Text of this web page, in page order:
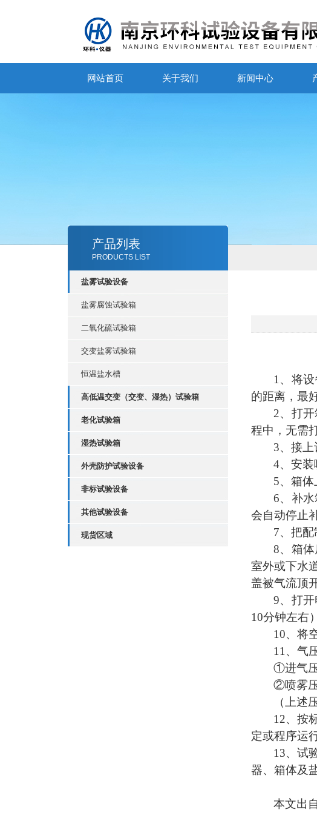
网站首页 关于我们 新闻中心
产品列表
PRODUCTS LIST
盐雾试验设备
盐雾腐蚀试验箱
二氧化硫试验箱
交变盐雾试验箱
恒温盐水槽
高低温交变（交变、湿热）试验箱
老化试验箱
湿热试验箱
外壳防护试验设备
非标试验设备
其他试验设备
现货区域
1、将
的距离，最
2、打
程中，无需
3、接上
4、安装
5、箱
6、补
会自动停止
7、把
8、箱
室外或下水
盖被气流顶
9、打
10分钟左右
10、将
11、气
①进气压
②喷雾压
（上述
12、按
定或程序运
13、试
器、箱体及
本文出